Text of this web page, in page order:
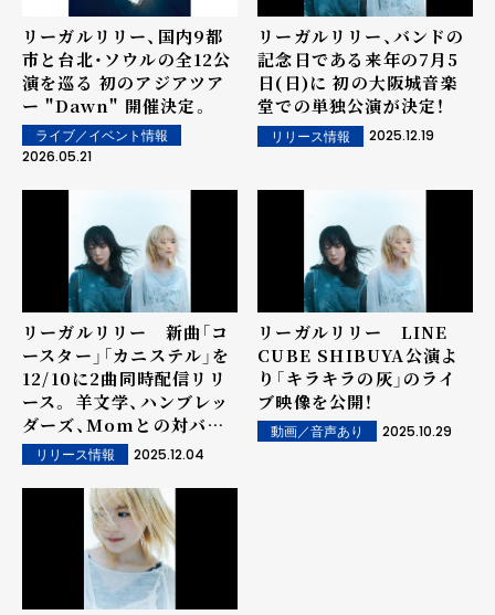
リーガルリリー、国内9都
市と台北・ソウルの全12公
演を巡る 初のアジアツア
ー "Dawn" 開催決定。
ライブ／イベント情報
2026.05.21
リーガルリリー、バンドの
記念日である来年の7月5
日(日)に 初の大阪城音楽
堂での単独公演が決定！
リリース情報 2025.12.19
リーガルリリー 新曲「コ
ースター」「カニステル」を
12/10に2曲同時配信リリ
ース。 羊文学、ハンブレッ
ダーズ、Momとの対バン
企画に捧げる2曲。
リリース情報 2025.12.04
リーガルリリー LINE
CUBE SHIBUYA公演よ
り「キラキラの灰」のライ
ブ映像を公開！
動画／音声あり 2025.10.29